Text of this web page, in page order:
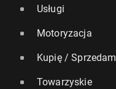
Usługi
Motoryzacja
Kupię / Sprzedam
Towarzyskie